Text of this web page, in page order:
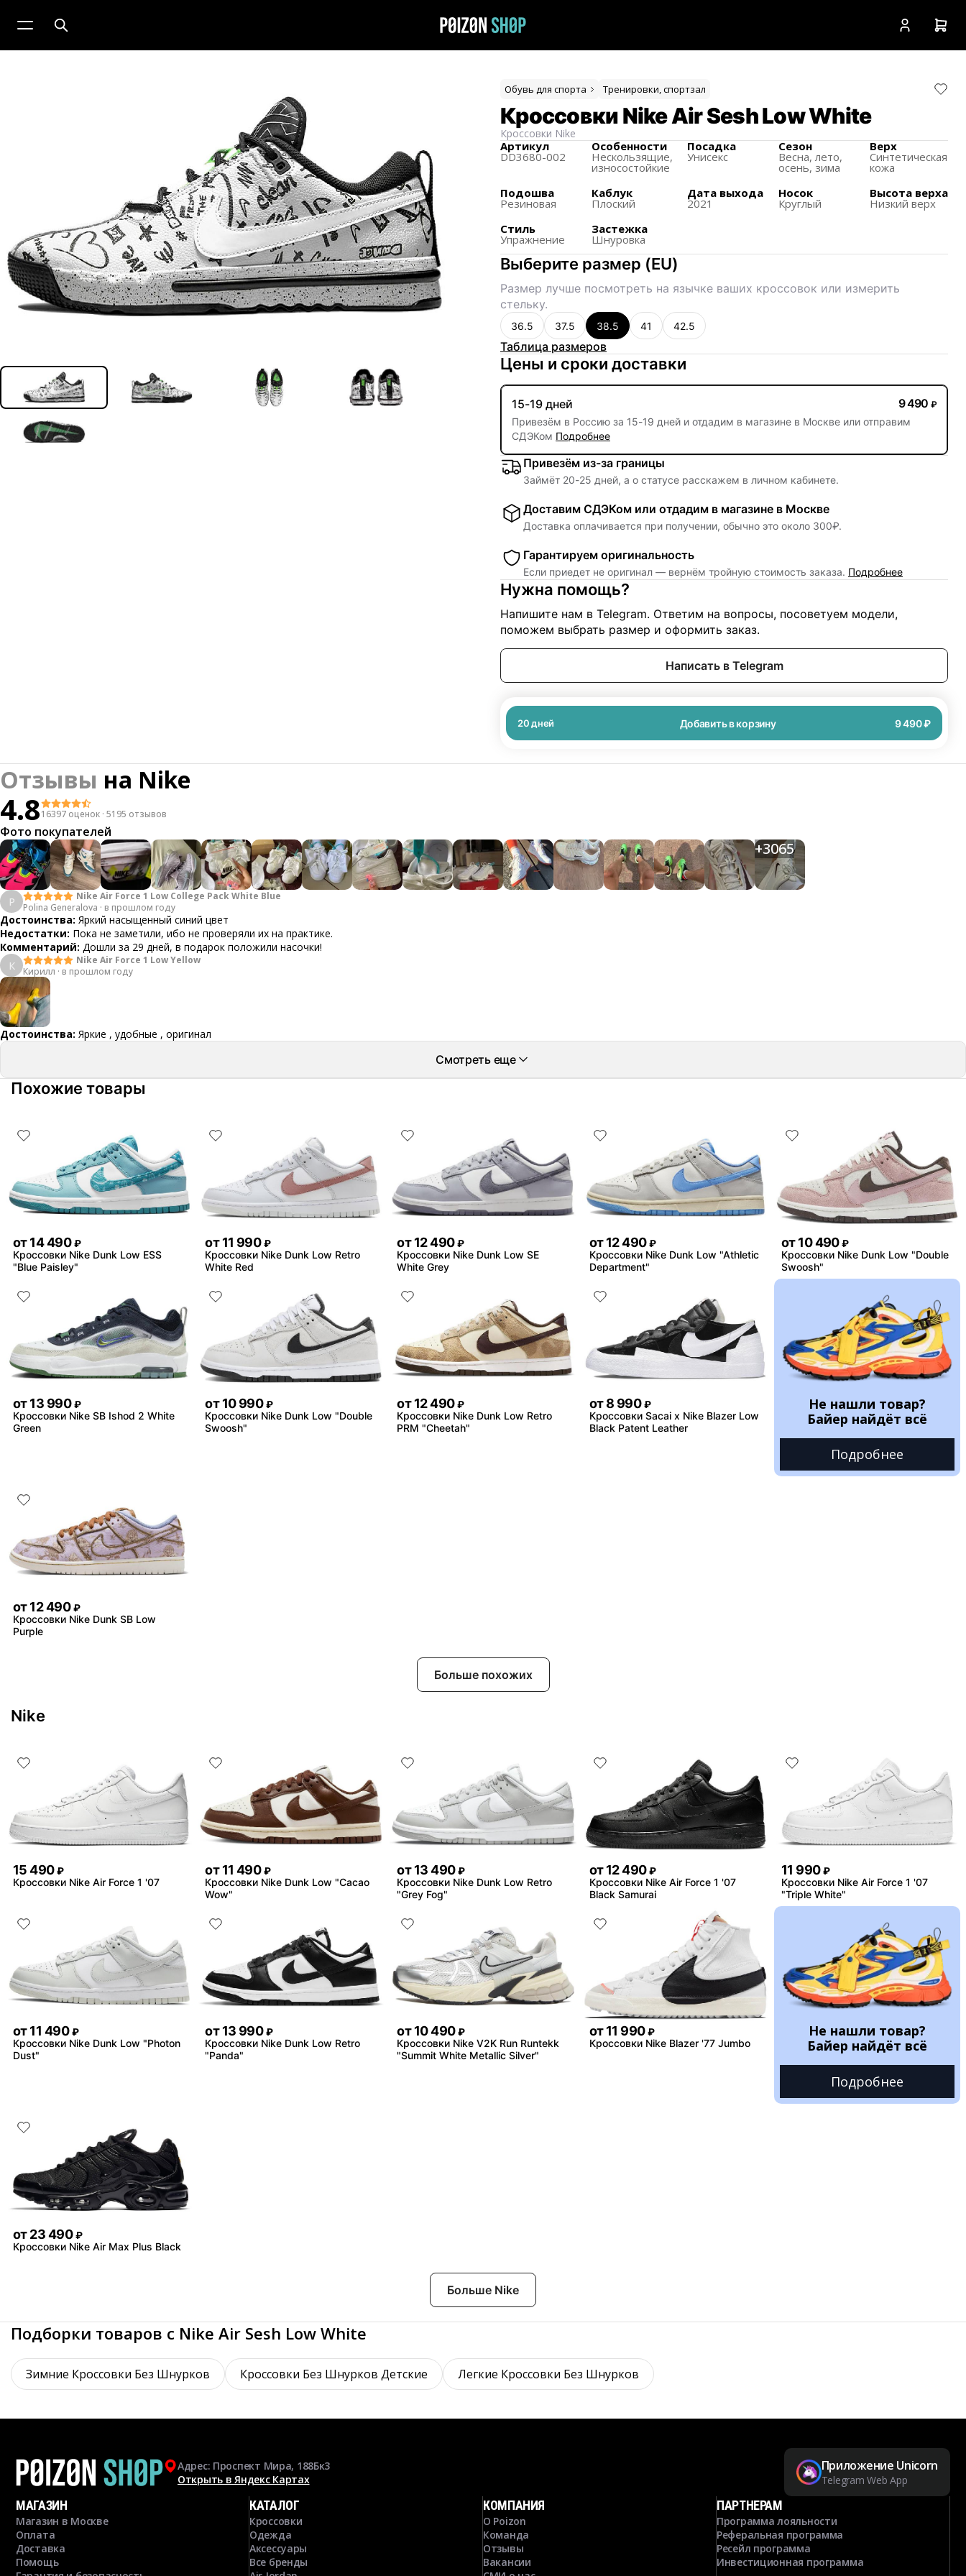
Обувь для спорта Тренировки, спортзал
Кроссовки Nike Air Sesh Low White
Кроссовки Nike
Артикул
DD3680-002
Особенности
Нескользящиe,
износостойкие
Посадка
Унисекс
Сезон
Весна, лето,
осень, зима
Верх
Синтетическая
кожа
Подошва
Резиновая
Каблук
Плоский
Дата выхода
2021
Носок
Круглый
Высота верха
Низкий верх
Стиль
Упражнение
Застежка
Шнуровка
Выберите размер (EU)
Размер лучше посмотреть на язычке ваших кроссовок или измерить
стельку.
36.5 37.5 38.5 41 42.5
Таблица размеров
Цены и сроки доставки
15-19 дней 9 490 ₽
Привезём в Россию за 15-19 дней и отдадим в магазине в Москве или отправим
СДЭКом Подробнее
Привезём из-за границы
Займёт 20-25 дней, а о статусе расскажем в личном кабинете.
Доставим СДЭКом или отдадим в магазине в Москве
Доставка оплачивается при получении, обычно это около 300₽.
Гарантируем оригинальность
Если приедет не оригинал — вернём тройную стоимость заказа. Подробнее
Нужна помощь?
Напишите нам в Telegram. Ответим на вопросы, посоветуем модели,
поможем выбрать размер и оформить заказ.
Написать в Telegram
20дней Добавить в корзину 9 490 ₽
Отзывы на Nike
4.816397 оценок · 5195 отзывов
Фото покупателей
+3065
P
Nike Air Force 1 Low College Pack White Blue
Polina Generalova · в прошлом году
Достоинства: Яркий насыщенный синий цвет
Недостатки: Пока не заметили, ибо не проверяли их на практике.
Комментарий: Дошли за 29 дней, в подарок положили насочки!
К
Nike Air Force 1 Low Yellow
Кирилл · в прошлом году
Достоинства: Яркие , удобные , оригинал
Смотреть еще
Похожие товары
от14 490 ₽
Кроссовки Nike Dunk Low ESS
"Blue Paisley"
от 11 990 ₽
Кроссовки Nike Dunk Low Retro
White Red
от 12 490 ₽
Кроссовки Nike Dunk Low SE
White Grey
от 12 490 ₽
Кроссовки Nike Dunk Low "Athletic
Department"
от 10 490 ₽
Кроссовки Nike Dunk Low "Double
Swoosh"
от13 990 ₽
Кроссовки Nike SB Ishod 2 White
Green
от 10 990 ₽
Кроссовки Nike Dunk Low "Double
Swoosh"
от 12 490 ₽
Кроссовки Nike Dunk Low Retro
PRM "Cheetah"
от 8 990 ₽
Кроссовки Sacai x Nike Blazer Low
Black Patent Leather
Не нашли товар?
Байер найдёт всё
Подробнее
от12 490 ₽
Кроссовки Nike Dunk SB Low
Purple
Больше похожих
Nike
15 490 ₽
Кроссовки Nike Air Force 1 '07
от 11 490 ₽
Кроссовки Nike Dunk Low "Cacao
Wow"
от 13 490 ₽
Кроссовки Nike Dunk Low Retro
"Grey Fog"
от 12 490 ₽
Кроссовки Nike Air Force 1 '07
Black Samurai
11 990 ₽
Кроссовки Nike Air Force 1 '07
"Triple White"
от11 490 ₽
Кроссовки Nike Dunk Low "Photon
Dust"
от 13 990 ₽
Кроссовки Nike Dunk Low Retro
"Panda"
от 10 490 ₽
Кроссовки Nike V2K Run Runtekk
"Summit White Metallic Silver"
от 11 990 ₽
Кроссовки Nike Blazer '77 Jumbo
Не нашли товар?
Байер найдёт всё
Подробнее
от23 490 ₽
Кроссовки Nike Air Max Plus Black
Больше Nike
Подборки товаров с Nike Air Sesh Low White
Зимние Кроссовки Без Шнурков Кроссовки Без Шнурков Детские Легкие Кроссовки Без Шнурков
Адрес: Проспект Мира, 188Бк3
Открыть в Яндекс Картах
Приложение Unicorn
Telegram Web App
МАГАЗИН
Магазин в Москве
Оплата
Доставка
Помощь
КАТАЛОГ
Кроссовки
Одежда
Аксессуары
Все бренды
КОМПАНИЯ
О Poizon
Команда
Отзывы
Вакансии
ПАРТНЕРАМ
Программа лояльности
Реферальная программа
Ресейл программа
Инвестиционная программа